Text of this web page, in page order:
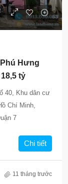
Hưng
tỷ
40, Khu dân cư
Chí Minh,
7
Chi tiết
11 tháng trước